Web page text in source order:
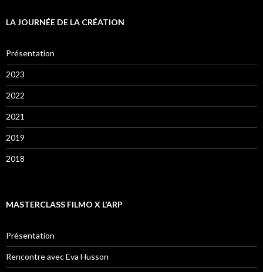
LA JOURNÉE DE LA CRÉATION
Présentation
2023
2022
2021
2019
2018
MASTERCLASS FILMO X L’ARP
Présentation
Rencontre avec Eva Husson